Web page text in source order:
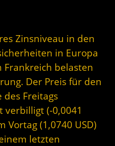
Zinsniveau in den
in Europa
belasten
Der Preis für den
des Freitags
verbilligt (-0,0041
Vortag (1,0740 USD)
letzten